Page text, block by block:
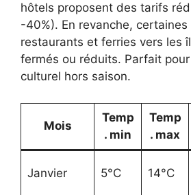
hôtels proposent des tarifs
-40%). En revanche, certaines
restaurants et ferries vers les
fermés ou réduits. Parfait
culturel hors saison.
Mois
Temp
. min
Temp
. max
Janvier 5°C 14°C